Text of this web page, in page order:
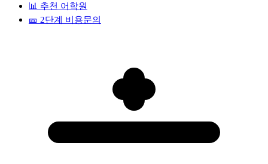
📊 추천 어학원
🎫 2단계 비용문의